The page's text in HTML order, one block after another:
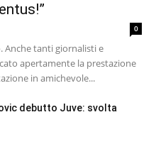
0
Anche tanti giornalisti e
apertamente la prestazione
in amichevole...
debutto Juve: svolta